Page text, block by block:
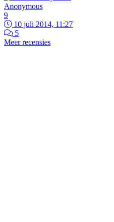
Anonymous
9
10 juli 2014, 11:27
5
Meer recensies